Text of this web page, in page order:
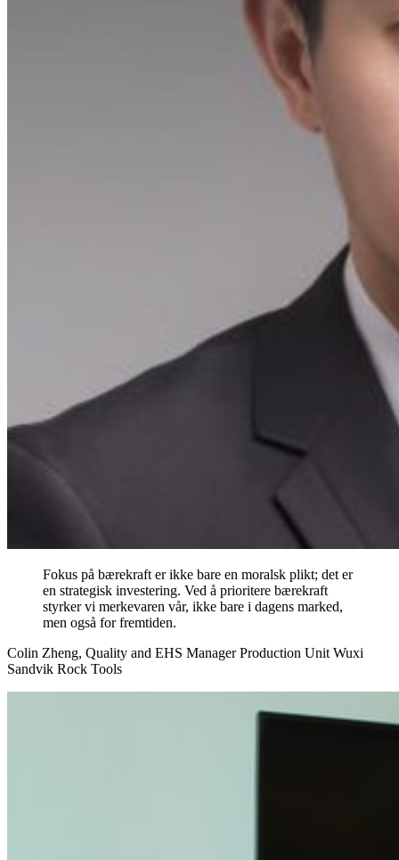
Fokus på bærekraft er ikke bare en moralsk plikt; det er
en strategisk investering. Ved å prioritere bærekraft
styrker vi merkevaren vår, ikke bare i dagens marked,
men også for fremtiden.
Colin Zheng, Quality and EHS Manager Production Unit Wuxi
Sandvik Rock Tools